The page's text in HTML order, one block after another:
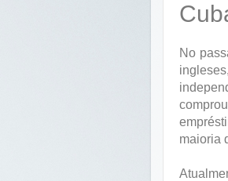
No
maioria